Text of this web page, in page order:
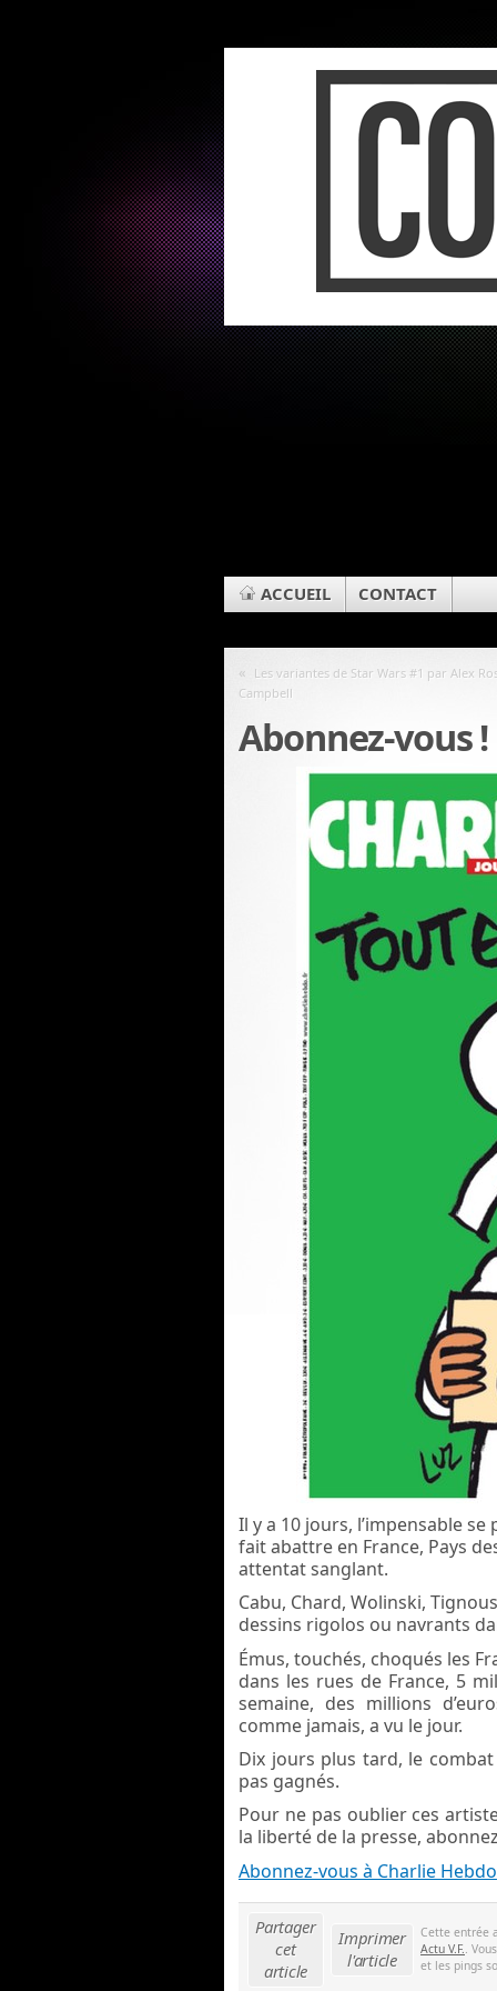
ACCUEIL CONTACT
« Les variantes de Star Wars #1 par Alex
Campbell
Abonnez-vous !
Il y a 10 jours, l’impensable
fait abattre en France, Pays
attentat sanglant.
Cabu, Chard, Wolinski,
dessins rigolos ou navrants
Émus, touchés, choqués les
dans les rues de France, 5
semaine, des millions
comme jamais, a vu le jour.
Dix jours plus tard, le
pas gagnés.
Pour ne pas oublier ces
la liberté de la presse,
Abonnez-vous à Charlie Hebdo
Partager
cet
article
Imprimer
l'article
Cette entrée
Actu V.F. .
et les pings